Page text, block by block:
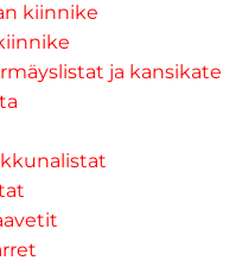
kiinnike
ja kansikate